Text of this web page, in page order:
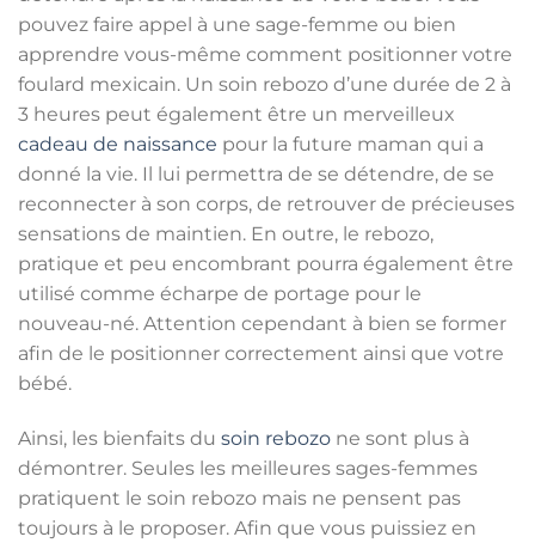
pouvez faire appel à une sage-femme ou bien
apprendre vous-même comment positionner votre
foulard mexicain. Un soin rebozo d’une durée de 2 à
3 heures peut également être un merveilleux
cadeau de naissance pour la future maman qui a
donné la vie. Il lui permettra de se détendre, de se
reconnecter à son corps, de retrouver de précieuses
sensations de maintien. En outre, le rebozo,
pratique et peu encombrant pourra également être
utilisé comme écharpe de portage pour le
nouveau-né. Attention cependant à bien se former
afin de le positionner correctement ainsi que votre
bébé.
Ainsi, les bienfaits du soin rebozo ne sont plus à
démontrer. Seules les meilleures sages-femmes
pratiquent le soin rebozo mais ne pensent pas
toujours à le proposer. Afin que vous puissiez en